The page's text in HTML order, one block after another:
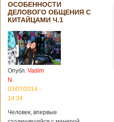
ОСОБЕННОСТИ
ДЕЛОВОГО ОБЩЕНИЯ С
КИТАЙЦАМИ Ч.1
Опубл. Vadim
N.
03/07/2014 -
14:34
Человек, впервые